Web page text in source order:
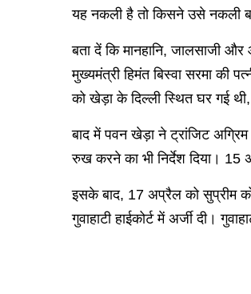
यह नकली है तो किसने उसे नकली
बता दें कि मानहानि, जालसाजी
मुख्यमंत्री हिमंत बिस्वा सरमा की
को खेड़ा के दिल्ली स्थित घर गई
बाद में पवन खेड़ा ने ट्रांजिट
रुख करने का भी निर्देश दिया।
इसके बाद, 17 अप्रैल को सुप्रीम
गुवाहाटी हाईकोर्ट में अर्जी दी।